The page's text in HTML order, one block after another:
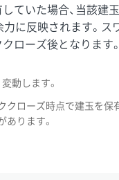
ていた場合、当該建
力に反映されます。
ローズ後となります
動します。
クローズ時点で建玉を
あります。